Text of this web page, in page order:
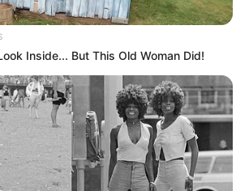
habla sobre las
presidenciales:
vienen 7 años de
Inside... But This Old Woman Did!